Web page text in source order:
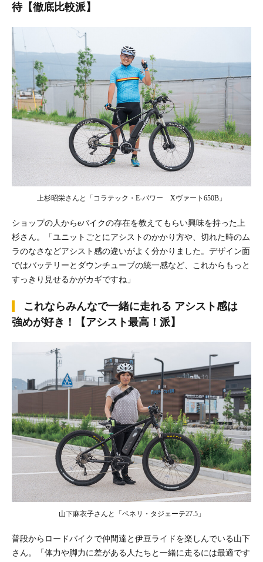
待【徹底比較派】
上杉昭栄さんと「コラテック・E-パワー Xヴァート650B」
ショップの人からeバイクの存在を教えてもらい興味を持った上
杉さん。「ユニットごとにアシストのかかり方や、切れた時のム
ラのなさなどアシスト感の違いがよく分かりました。デザイン面
ではバッテリーとダウンチューブの統一感など、これからもっと
すっきり見せるかがカギですね」
これならみんなで一緒に走れる アシスト感は
強めが好き！【アシスト最高！派】
山下麻衣子さんと「ベネリ・タジェーテ27.5」
普段からロードバイクで仲間達と伊豆ライドを楽しんでいる山下
さん。「体力や脚力に差がある人たちと一緒に走るには最適です